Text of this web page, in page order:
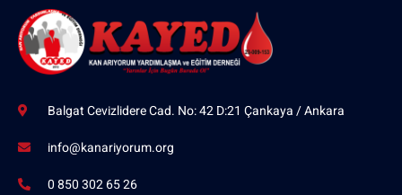
Balgat Cevizlidere Cad. No: 42 D:21 Çankaya / Ankara
info@kanariyorum.org
0 850 302 65 26